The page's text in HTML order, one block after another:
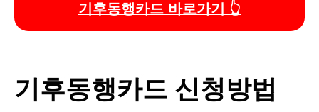
기후동행카드 바로가기 👆
기후동행카드 신청방법